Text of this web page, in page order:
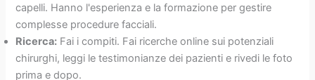
capelli. Hanno l'esperienza e la formazione per gestire
complesse procedure facciali.
Ricerca: Fai i compiti. Fai ricerche online sui potenziali
chirurghi, leggi le testimonianze dei pazienti e rivedi le foto
prima e dopo.